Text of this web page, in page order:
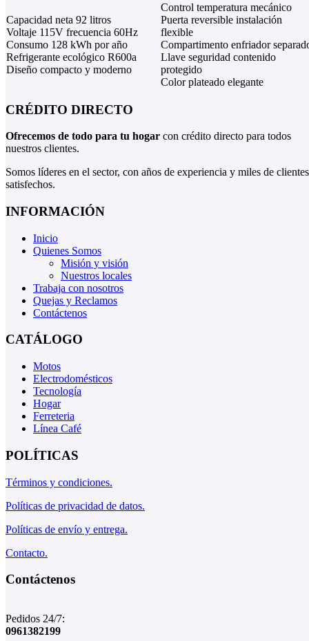
Capacidad neta 92 litros
Voltaje 115V frecuencia 60Hz
Consumo 128 kWh por año
Refrigerante ecológico R600a
Diseño compacto y moderno
Control temperatura mecánico
Puerta reversible instalación
flexible
Compartimento enfriador
Llave seguridad contenido
protegido
Color plateado elegante
CRÉDITO DIRECTO
Ofrecemos de todo para tu hogar con crédito directo para todos
nuestros clientes.
Somos líderes en el sector, con años de experiencia y miles de clientes
satisfechos.
INFORMACIÓN
Inicio
Quienes Somos
Misión y visión
Nuestros locales
Trabaja con nosotros
Quejas y Reclamos
Contáctenos
CATÁLOGO
Motos
Electrodomésticos
Tecnología
Hogar
Ferreteria
Línea Café
POLÍTICAS
Términos y condiciones.
Políticas de privacidad de datos.
Políticas de envío y entrega.
Contacto.
Contáctenos
Pedidos 24/7:
0961382199